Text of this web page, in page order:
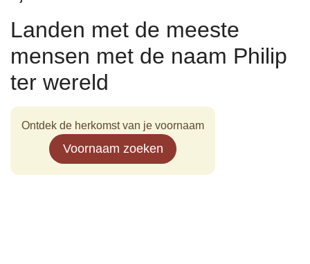
Landen met de meeste
mensen met de naam Philip
ter wereld
Ontdek de herkomst van je voornaam
Voornaam zoeken